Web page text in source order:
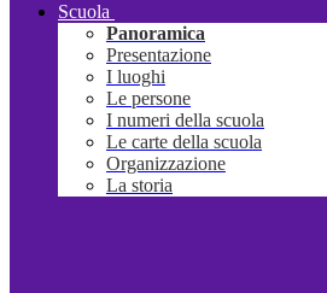
Scuola
Panoramica
Presentazione
I luoghi
Le persone
I numeri della scuola
Le carte della scuola
Organizzazione
La storia